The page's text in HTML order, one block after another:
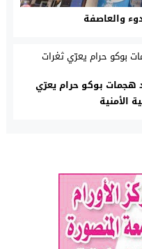
والعاصفة
هجمات بوكو حرام يعرّي
الأمنية